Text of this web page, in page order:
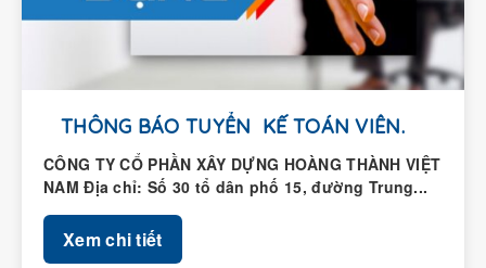
THÔNG BÁO TUYỂN KẾ TOÁN VIÊN.
CÔNG TY CỔ PHẦN XÂY DỰNG HOÀNG THÀNH VIỆT
NAM Địa chỉ: Số 30 tổ dân phố 15, đường Trung...
Xem chi tiết